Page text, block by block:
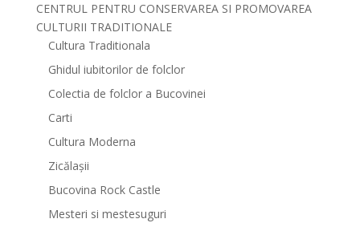
CENTRUL PENTRU CONSERVAREA SI PROMOVAREA
CULTURII TRADITIONALE
Cultura Traditionala
Ghidul iubitorilor de folclor
Colectia de folclor a Bucovinei
Carti
Cultura Moderna
Zicălașii
Bucovina Rock Castle
Mesteri si mestesuguri